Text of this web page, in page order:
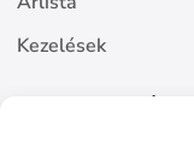
Kezelések